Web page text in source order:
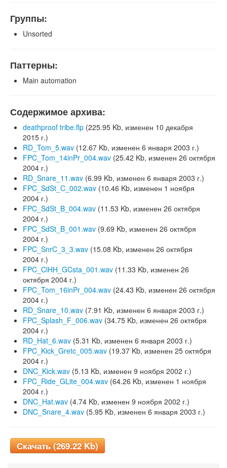
Группы:
Unsorted
Паттерны:
Main automation
Содержимое архива:
deathproof tribe.flp (225.95 Kb, изменен 10 декабря
2015 г.)
RD_Tom_5.wav (12.67 Kb, изменен 6 января 2003 г.)
FPC_Tom_14inPr_004.wav (25.42 Kb, изменен 26 октября
2004 г.)
RD_Snare_11.wav (6.99 Kb, изменен 6 января 2003 г.)
FPC_SdSt_C_002.wav (10.46 Kb, изменен 1 ноября
2004 г.)
FPC_SdSt_B_004.wav (11.53 Kb, изменен 26 октября
2004 г.)
FPC_SdSt_B_001.wav (9.69 Kb, изменен 26 октября
2004 г.)
FPC_SnrC_3_3.wav (15.08 Kb, изменен 26 октября
2004 г.)
FPC_ClHH_GCsta_001.wav (11.33 Kb, изменен 26
октября 2004 г.)
FPC_Tom_16inPr_004.wav (24.43 Kb, изменен 26 октября
2004 г.)
RD_Snare_10.wav (7.91 Kb, изменен 6 января 2003 г.)
FPC_Splash_F_006.wav (34.75 Kb, изменен 26 октября
2004 г.)
RD_Hat_6.wav (5.31 Kb, изменен 6 января 2003 г.)
FPC_Kick_Gretc_005.wav (19.37 Kb, изменен 25 октября
2004 г.)
DNC_Kick.wav (5.13 Kb, изменен 9 ноября 2002 г.)
FPC_Ride_GLite_004.wav (64.26 Kb, изменен 1 ноября
2004 г.)
DNC_Hat.wav (4.74 Kb, изменен 9 ноября 2002 г.)
DNC_Snare_4.wav (5.95 Kb, изменен 6 января 2003 г.)
Скачать (269.22 Kb)